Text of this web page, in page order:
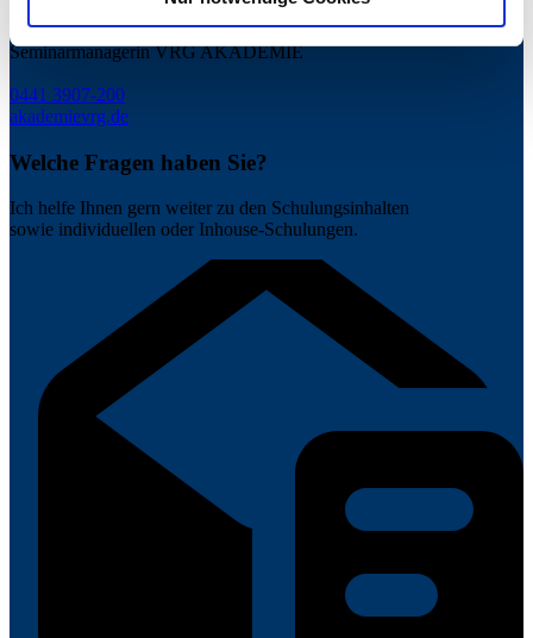
Susanne Bremer
Seminarmanagerin VRG AKADEMIE
0441 3907-200
akademievrg.de
Welche Fragen haben Sie?
Ich helfe Ihnen gern weiter zu den Schulungsinhalten
sowie individuellen oder Inhouse-Schulungen.